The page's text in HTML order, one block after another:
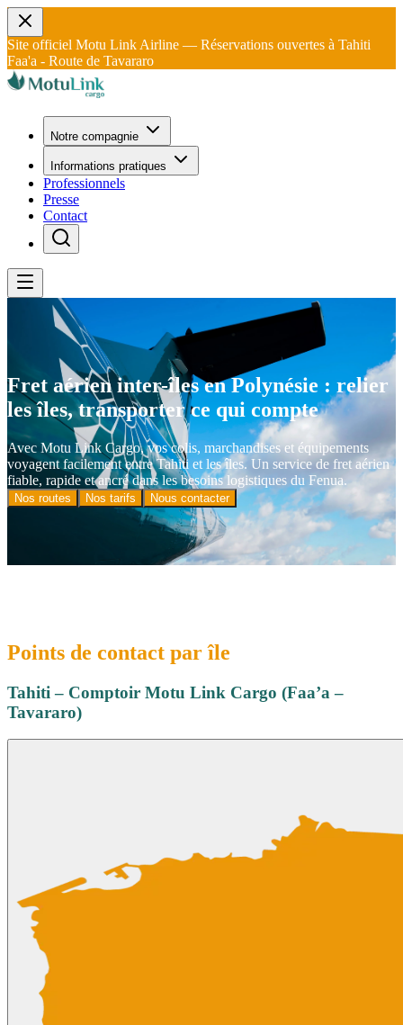
Site officiel Motu Link Airline — Réservations ouvertes à Tahiti
Faa'a - Route de Tavararo
Notre compagnie
Informations pratiques
Professionnels
Presse
Contact
Fret aérien inter-îles en Polynésie : relier
les îles, transporter ce qui compte
Avec Motu Link Cargo, vos colis, marchandises et équipements
voyagent facilement entre Tahiti et les îles. Un service de fret aérien
fiable, rapide et ancré dans les besoins logistiques du Fenua.
Nos routes Nos tarifs Nous contacter
Points de contact par île
Tahiti – Comptoir Motu Link Cargo (Faa’a –
Tavararo)